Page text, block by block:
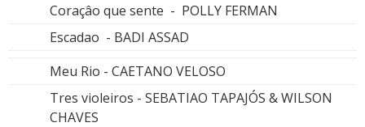
Coraçâo que sente - POLLY FERMAN
Escadao - BADI ASSAD
Meu Rio - CAETANO VELOSO
Tres violeiros - SEBATIAO TAPAJÓS & WILSON
CHAVES